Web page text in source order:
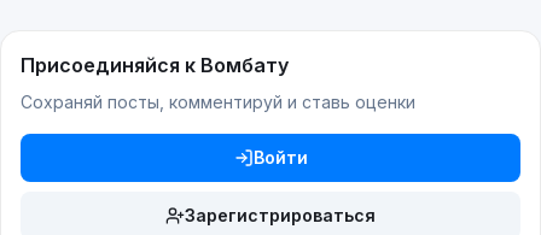
Присоединяйся к Вомбату
Сохраняй посты, комментируй и ставь оценки
Войти
Зарегистрироваться